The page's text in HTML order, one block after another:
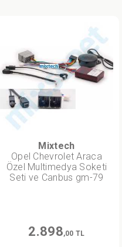
Mixtech
Opel Chevrolet Araca
Özel Multimedya Soketi
Seti ve Canbus gm-79
2.898,00 TL